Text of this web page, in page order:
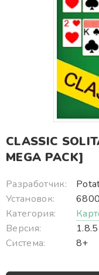
CLASSIC
MEGA PACK]
Разработчик:
Установок:
Категория:
Версия:
1.8.5
Система:
8+